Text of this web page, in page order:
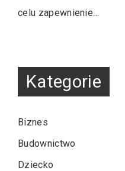
celu zapewnienie…
Kategorie
Biznes
Budownictwo
Dziecko